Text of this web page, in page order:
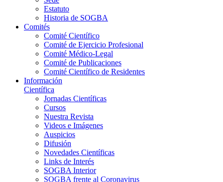
Estatuto
Historia de SOGBA
Comités
Comité Científico
Comité de Ejercicio Profesional
Comité Médico-Legal
Comité de Publicaciones
Comité Científico de Residentes
Información
Científica
Jornadas Científicas
Cursos
Nuestra Revista
Videos e Imágenes
Auspicios
Difusión
Novedades Científicas
Links de Interés
SOGBA Interior
SOGBA frente al Coronavirus